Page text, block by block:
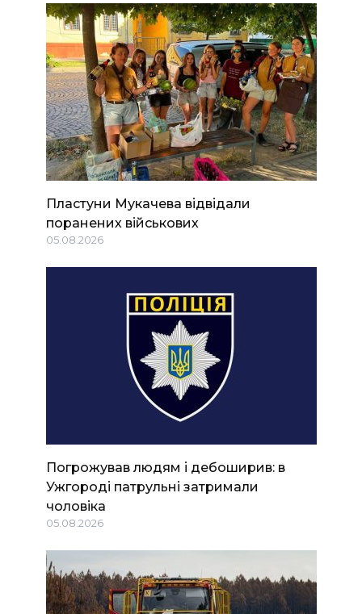
Пластуни Мукачева відвідали
поранених військових
05.08.2026
Погрожував людям і дебоширив: в
Ужгороді патрульні затримали
чоловіка
05.08.2026